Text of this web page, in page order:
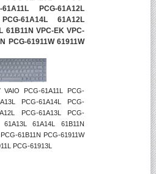
PCG-61A12L
61A14L 61A12L
61B11N VPC-EK VPC-
PCG-61911W 61911W
VAIO PCG-61A11L PCG-
PCG-61A14L PCG-
PCG-61A13L PCG-
61A14L 61B11N
61B11N PCG-61911W
PCG-61913L